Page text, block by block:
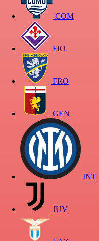
COM
FIO
FRO
GEN
INT
JUV